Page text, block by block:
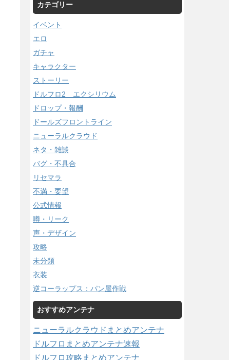
カ
イ
ブ
カテゴリー
イベント
エロ
ガチャ
キャラクター
ストーリー
ドルフロ2 エクシリウム
ドロップ・報酬
ドールズフロントライン
ニューラルクラウド
ネタ・雑談
バグ・不具合
リセマラ
不満・要望
公式情報
噂・リーク
声・デザイン
攻略
未分類
衣装
逆コーラップス：パン屋作戦
おすすめアンテナ
ニューラルクラウドまとめアンテナ
ドルフロまとめアンテナ速報
ドルフロ攻略まとめアンテナ